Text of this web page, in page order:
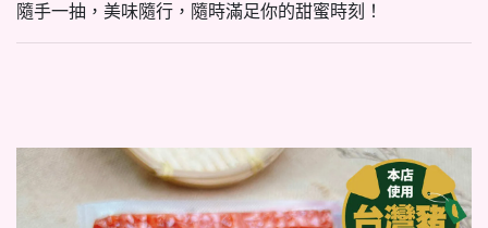
隨手一抽，美味隨行，隨時滿足你的甜蜜時刻！